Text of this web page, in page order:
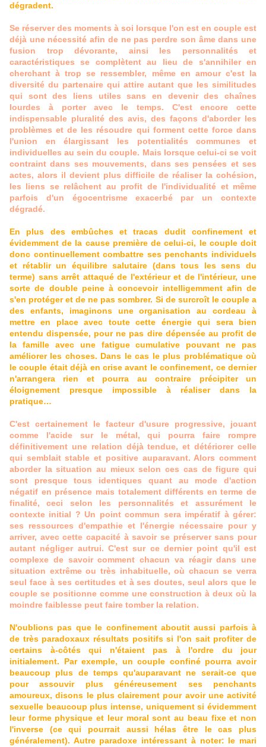
dégradent.
Se réserver des moments à soi lorsque l'on est en couple est
déjà une nécessité afin de ne pas perdre son âme dans une
fusion trop dévorante, ainsi les personnalités et
caractéristiques se complètent au lieu de s'annihiler en
cherchant à trop se ressembler, même en amour c'est la
diversité du partenaire qui attire autant que les similitudes
qui sont des liens utiles sans en devenir des chaînes
lourdes à porter avec le temps. C'est encore cette
indispensable pluralité des avis, des façons d'aborder les
problèmes et de les résoudre qui forment cette force dans
l'union en élargissant les potentialités communes et
individuelles au sein du couple. Mais lorsque celui-ci se voit
contraint dans ses mouvements, dans ses pensées et ses
actes, alors il devient plus difficile de réaliser la cohésion,
les liens se relâchent au profit de l'individualité et même
parfois d'un égocentrisme exacerbé par un contexte
dégradé.
En plus des embûches et tracas dudit confinement et
évidemment de la cause première de celui-ci, le couple doit
donc continuellement combattre ses penchants individuels
et rétablir un équilibre salutaire (dans tous les sens du
terme) sans arrêt attaqué de l'extérieur et de l'intérieur, une
sorte de double peine à concevoir intelligemment afin de
s'en protéger et de ne pas sombrer. Si de surcroît le couple a
des enfants, imaginons une organisation au cordeau à
mettre en place avec toute cette énergie qui sera bien
entendu dispensée, pour ne pas dire dépensée au profit de
la famille avec une fatigue cumulative pouvant ne pas
améliorer les choses. Dans le cas le plus problématique où
le couple était déjà en crise avant le confinement, ce dernier
n'arrangera rien et pourra au contraire précipiter un
éloignement presque impossible à réaliser dans la
pratique…
C'est certainement le facteur d'usure progressive, jouant
comme l'acide sur le métal, qui pourra faire rompre
définitivement une relation déjà tendue, et détériorer celle
qui semblait stable et positive auparavant. Alors comment
aborder la situation au mieux selon ces cas de figure qui
sont presque tous identiques quant au mode d'action
négatif en présence mais totalement différents en terme de
finalité, ceci selon les personnalités et assurément le
contexte initial ? Un point commun sera impératif à gérer:
ses ressources d'empathie et l'énergie nécessaire pour y
arriver, avec cette capacité à savoir se préserver sans pour
autant négliger autrui. C'est sur ce dernier point qu'il est
complexe de savoir comment chacun va réagir dans une
situation extrême ou très inhabituelle, où chacun se verra
seul face à ses certitudes et à ses doutes, seul alors que le
couple se positionne comme une construction à deux où la
moindre faiblesse peut faire tomber la relation.
N'oublions pas que le confinement aboutit aussi parfois à
de très paradoxaux résultats positifs si l'on sait profiter de
certains à-côtés qui n'étaient pas à l'ordre du jour
initialement. Par exemple, un couple confiné pourra avoir
beaucoup plus de temps qu'auparavant ne serait-ce que
pour assouvir plus généreusement ses penchants
amoureux, disons le plus clairement pour avoir une activité
sexuelle beaucoup plus intense, uniquement si évidemment
leur forme physique et leur moral sont au beau fixe et non
l'inverse (ce qui pourrait aussi hélas être le cas plus
généralement). Autre paradoxe intéressant à noter: le mari